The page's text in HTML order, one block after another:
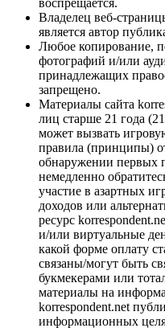
воспрещается.
Владелец веб-
является автор
Любое копирование,
фотографий и/или
принадлежащих
запрещено.
Материалы сайта
лиц старше 21 года
может вызвать
правила (принципы)
обнаружении первых
немедленно
участие в азартных
доходов или
ресурс
и/или виртуальные
какой форме оплату
связаны/могут быть
букмекерами или
материалы на
korrespondent.net
информационных